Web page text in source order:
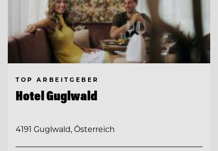
TOP ARBEITGEBER
Hotel Guglwald
4191 Guglwald, Österreich